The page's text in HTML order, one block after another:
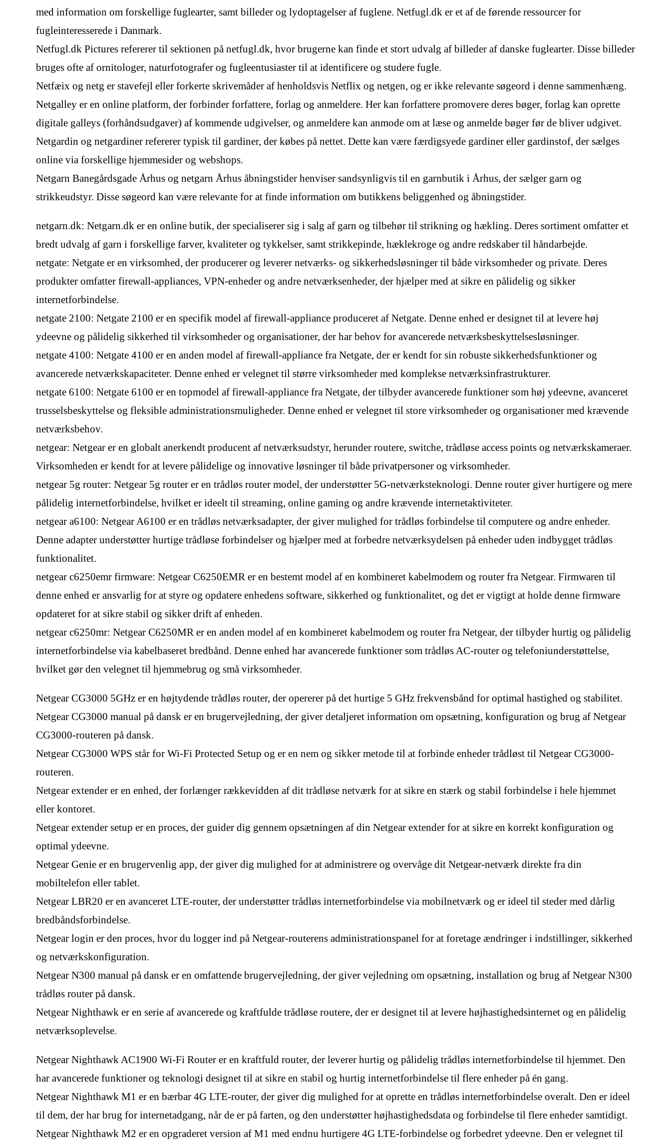
med information om forskellige fuglearter, samt billeder og lydoptagelser af fuglene. Netfugl.dk er et af de førende ressourcer for
fugleinteresserede i Danmark.
Netfugl.dk Pictures refererer til sektionen på netfugl.dk, hvor brugerne kan finde et stort udvalg af billeder af danske fuglearter. Disse billeder
bruges ofte af ornitologer, naturfotografer og fugleentusiaster til at identificere og studere fugle.
Netfæix og netg er stavefejl eller forkerte skrivemåder af henholdsvis Netflix og netgen, og er ikke relevante søgeord i denne sammenhæng.
Netgalley er en online platform, der forbinder forfattere, forlag og anmeldere. Her kan forfattere promovere deres bøger, forlag kan oprette
digitale galleys (forhåndsudgaver) af kommende udgivelser, og anmeldere kan anmode om at læse og anmelde bøger før de bliver udgivet.
Netgardin og netgardiner refererer typisk til gardiner, der købes på nettet. Dette kan være færdigsyede gardiner eller gardinstof, der sælges
online via forskellige hjemmesider og webshops.
Netgarn Banegårdsgade Århus og netgarn Århus åbningstider henviser sandsynligvis til en garnbutik i Århus, der sælger garn og
strikkeudstyr. Disse søgeord kan være relevante for at finde information om butikkens beliggenhed og åbningstider.
netgarn.dk: Netgarn.dk er en online butik, der specialiserer sig i salg af garn og tilbehør til strikning og hækling. Deres sortiment omfatter et
bredt udvalg af garn i forskellige farver, kvaliteter og tykkelser, samt strikkepinde, hæklekroge og andre redskaber til håndarbejde.
netgate: Netgate er en virksomhed, der producerer og leverer netværks- og sikkerhedsløsninger til både virksomheder og private. Deres
produkter omfatter firewall-appliances, VPN-enheder og andre netværksenheder, der hjælper med at sikre en pålidelig og sikker
internetforbindelse.
netgate 2100: Netgate 2100 er en specifik model af firewall-appliance produceret af Netgate. Denne enhed er designet til at levere høj
ydeevne og pålidelig sikkerhed til virksomheder og organisationer, der har behov for avancerede netværksbeskyttelsesløsninger.
netgate 4100: Netgate 4100 er en anden model af firewall-appliance fra Netgate, der er kendt for sin robuste sikkerhedsfunktioner og
avancerede netværkskapaciteter. Denne enhed er velegnet til større virksomheder med komplekse netværksinfrastrukturer.
netgate 6100: Netgate 6100 er en topmodel af firewall-appliance fra Netgate, der tilbyder avancerede funktioner som høj ydeevne, avanceret
trusselsbeskyttelse og fleksible administrationsmuligheder. Denne enhed er velegnet til store virksomheder og organisationer med krævende
netværksbehov.
netgear: Netgear er en globalt anerkendt producent af netværksudstyr, herunder routere, switche, trådløse access points og netværkskameraer.
Virksomheden er kendt for at levere pålidelige og innovative løsninger til både privatpersoner og virksomheder.
netgear 5g router: Netgear 5g router er en trådløs router model, der understøtter 5G-netværksteknologi. Denne router giver hurtigere og mere
pålidelig internetforbindelse, hvilket er ideelt til streaming, online gaming og andre krævende internetaktiviteter.
netgear a6100: Netgear A6100 er en trådløs netværksadapter, der giver mulighed for trådløs forbindelse til computere og andre enheder.
Denne adapter understøtter hurtige trådløse forbindelser og hjælper med at forbedre netværksydelsen på enheder uden indbygget trådløs
funktionalitet.
netgear c6250emr firmware: Netgear C6250EMR er en bestemt model af en kombineret kabelmodem og router fra Netgear. Firmwaren til
denne enhed er ansvarlig for at styre og opdatere enhedens software, sikkerhed og funktionalitet, og det er vigtigt at holde denne firmware
opdateret for at sikre stabil og sikker drift af enheden.
netgear c6250mr: Netgear C6250MR er en anden model af en kombineret kabelmodem og router fra Netgear, der tilbyder hurtig og pålidelig
internetforbindelse via kabelbaseret bredbånd. Denne enhed har avancerede funktioner som trådløs AC-router og telefoniunderstøttelse,
hvilket gør den velegnet til hjemmebrug og små virksomheder.
Netgear CG3000 5GHz er en højtydende trådløs router, der opererer på det hurtige 5 GHz frekvensbånd for optimal hastighed og stabilitet.
Netgear CG3000 manual på dansk er en brugervejledning, der giver detaljeret information om opsætning, konfiguration og brug af Netgear
CG3000-routeren på dansk.
Netgear CG3000 WPS står for Wi-Fi Protected Setup og er en nem og sikker metode til at forbinde enheder trådløst til Netgear CG3000-
routeren.
Netgear extender er en enhed, der forlænger rækkevidden af dit trådløse netværk for at sikre en stærk og stabil forbindelse i hele hjemmet
eller kontoret.
Netgear extender setup er en proces, der guider dig gennem opsætningen af din Netgear extender for at sikre en korrekt konfiguration og
optimal ydeevne.
Netgear Genie er en brugervenlig app, der giver dig mulighed for at administrere og overvåge dit Netgear-netværk direkte fra din
mobiltelefon eller tablet.
Netgear LBR20 er en avanceret LTE-router, der understøtter trådløs internetforbindelse via mobilnetværk og er ideel til steder med dårlig
bredbåndsforbindelse.
Netgear login er den proces, hvor du logger ind på Netgear-routerens administrationspanel for at foretage ændringer i indstillinger, sikkerhed
og netværkskonfiguration.
Netgear N300 manual på dansk er en omfattende brugervejledning, der giver vejledning om opsætning, installation og brug af Netgear N300
trådløs router på dansk.
Netgear Nighthawk er en serie af avancerede og kraftfulde trådløse routere, der er designet til at levere højhastighedsinternet og en pålidelig
netværksoplevelse.
Netgear Nighthawk AC1900 Wi-Fi Router er en kraftfuld router, der leverer hurtig og pålidelig trådløs internetforbindelse til hjemmet. Den
har avancerede funktioner og teknologi designet til at sikre en stabil og hurtig internetforbindelse til flere enheder på én gang.
Netgear Nighthawk M1 er en bærbar 4G LTE-router, der giver dig mulighed for at oprette en trådløs internetforbindelse overalt. Den er ideel
til dem, der har brug for internetadgang, når de er på farten, og den understøtter højhastighedsdata og forbindelse til flere enheder samtidigt.
Netgear Nighthawk M2 er en opgraderet version af M1 med endnu hurtigere 4G LTE-forbindelse og forbedret ydeevne. Den er velegnet til